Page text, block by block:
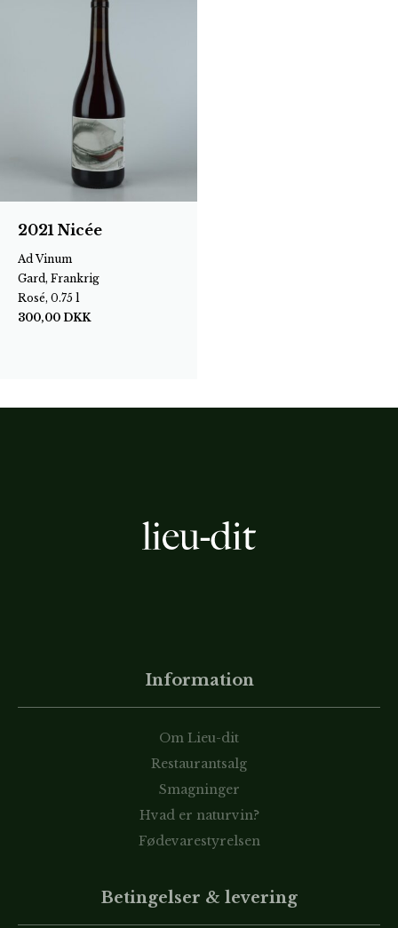
2021 Nicée
Ad Vinum
Gard, Frankrig
Rosé, 0.75 l
300,00 DKK
Information
Om Lieu-dit
Restaurantsalg
Smagninger
Hvad er naturvin?
Fødevarestyrelsen
Betingelser & levering